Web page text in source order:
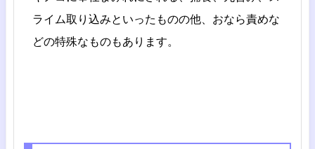
ライム取り込みといったものの他、おなら責めな
どの特殊なものもあります。